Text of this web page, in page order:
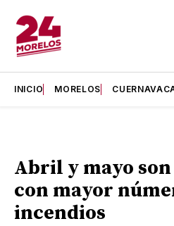
INICIO MORELOS
Abril y mayo son
con mayor
incendios